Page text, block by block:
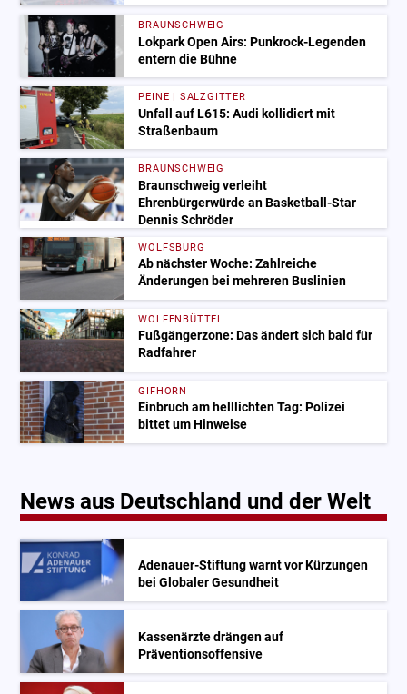
BRAUNSCHWEIG
Lokpark Open Airs: Punkrock-Legenden
entern die Bühne
PEINE | SALZGITTER
Unfall auf L615: Audi kollidiert mit
Straßenbaum
BRAUNSCHWEIG
Braunschweig verleiht
Ehrenbürgerwürde an Basketball-Star
Dennis Schröder
WOLFSBURG
Ab nächster Woche: Zahlreiche
Änderungen bei mehreren Buslinien
WOLFENBÜTTEL
Fußgängerzone: Das ändert sich bald für
Radfahrer
GIFHORN
Einbruch am helllichten Tag: Polizei
bittet um Hinweise
News aus Deutschland und der Welt
Adenauer-Stiftung warnt vor Kürzungen
bei Globaler Gesundheit
Kassenärzte drängen auf
Präventionsoffensive